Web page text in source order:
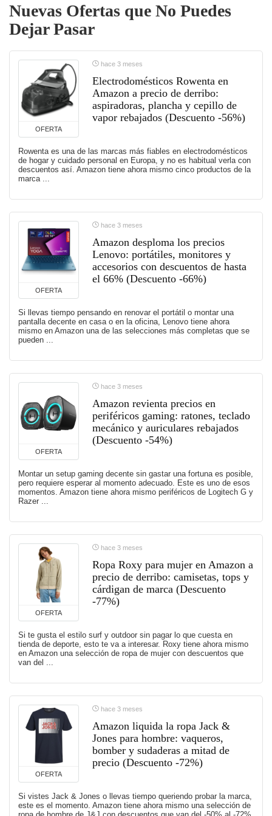
Nuevas Ofertas que No Puedes
Dejar Pasar
OFERTA
hace 3 meses
Electrodomésticos Rowenta en
Amazon a precio de derribo:
aspiradoras, plancha y cepillo de
vapor rebajados (Descuento -56%)
Rowenta es una de las marcas más fiables en electrodomésticos
de hogar y cuidado personal en Europa, y no es habitual verla con
descuentos así. Amazon tiene ahora mismo cinco productos de la
marca ...
OFERTA
hace 3 meses
Amazon desploma los precios
Lenovo: portátiles, monitores y
accesorios con descuentos de hasta
el 66% (Descuento -66%)
Si llevas tiempo pensando en renovar el portátil o montar una
pantalla decente en casa o en la oficina, Lenovo tiene ahora
mismo en Amazon una de las selecciones más completas que se
pueden ...
OFERTA
hace 3 meses
Amazon revienta precios en
periféricos gaming: ratones, teclado
mecánico y auriculares rebajados
(Descuento -54%)
Montar un setup gaming decente sin gastar una fortuna es posible,
pero requiere esperar al momento adecuado. Este es uno de esos
momentos. Amazon tiene ahora mismo periféricos de Logitech G y
Razer ...
OFERTA
hace 3 meses
Ropa Roxy para mujer en Amazon a
precio de derribo: camisetas, tops y
cárdigan de marca (Descuento
-77%)
Si te gusta el estilo surf y outdoor sin pagar lo que cuesta en
tienda de deporte, esto te va a interesar. Roxy tiene ahora mismo
en Amazon una selección de ropa de mujer con descuentos que
van del ...
OFERTA
hace 3 meses
Amazon liquida la ropa Jack &
Jones para hombre: vaqueros,
bomber y sudaderas a mitad de
precio (Descuento -72%)
Si vistes Jack & Jones o llevas tiempo queriendo probar la marca,
este es el momento. Amazon tiene ahora mismo una selección de